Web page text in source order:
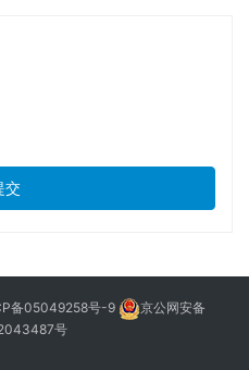
交
备05049258号-9
京公网安备
号